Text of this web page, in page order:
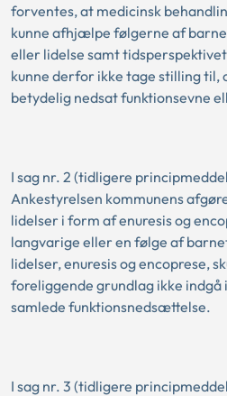
forventes, at medicinsk
kunne afhjælpe følgerne af
eller lidelse samt
kunne derfor ikke tage stilling til,
betydelig nedsat funktionsevne
I sag nr. 2 (tidligere
Ankestyrelsen kommunens
lidelser i form af enuresis og
langvarige eller en følge af
lidelser, enuresis og encoprese,
foreliggende grundlag ikke
samlede funktionsnedsættelse.
I sag nr. 3 (tidligere